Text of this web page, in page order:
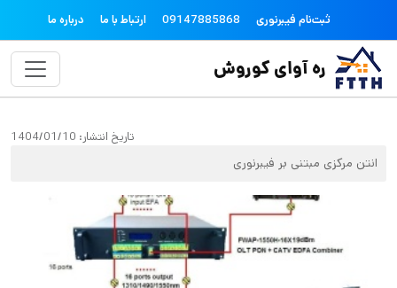
رفتن به محتوای اصلی topheader
درباره ما ارتباط با ما 09147885868 ثبت‌نام فیبرنوری
ره آوای کوروش
تاریخ انتشار: 1404/01/10
انتن مرکزی مبتنی بر فیبرنوری